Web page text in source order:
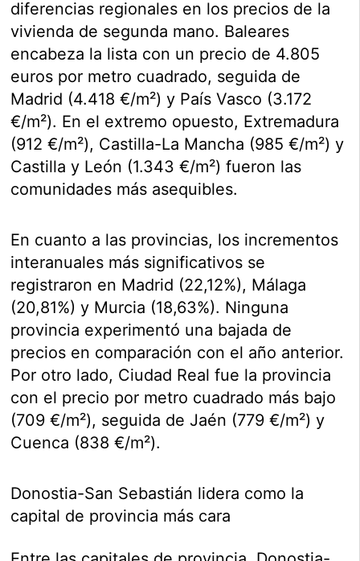
diferencias regionales en los precios de la
vivienda de segunda mano. Baleares
encabeza la lista con un precio de 4.805
euros por metro cuadrado, seguida de
Madrid (4.418 €/m²) y País Vasco (3.172
€/m²). En el extremo opuesto, Extremadura
(912 €/m²), Castilla-La Mancha (985 €/m²) y
Castilla y León (1.343 €/m²) fueron las
comunidades más asequibles.
En cuanto a las provincias, los incrementos
interanuales más significativos se
registraron en Madrid (22,12%), Málaga
(20,81%) y Murcia (18,63%). Ninguna
provincia experimentó una bajada de
precios en comparación con el año anterior.
Por otro lado, Ciudad Real fue la provincia
con el precio por metro cuadrado más bajo
(709 €/m²), seguida de Jaén (779 €/m²) y
Cuenca (838 €/m²).
Donostia-San Sebastián lidera como la
capital de provincia más cara